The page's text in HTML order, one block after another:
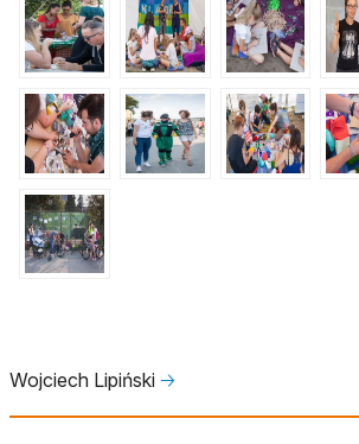
Wojciech Lipiński 🡢